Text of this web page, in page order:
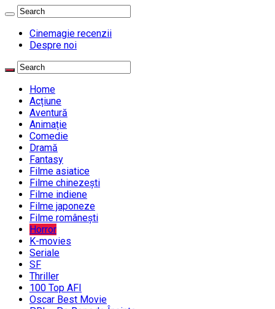
Cinemagie recenzii
Despre noi
Home
Acțiune
Aventură
Animație
Comedie
Dramă
Fantasy
Filme asiatice
Filme chinezești
Filme indiene
Filme japoneze
Filme românești
Horror
K-movies
Seriale
SF
Thriller
100 Top AFI
Oscar Best Movie